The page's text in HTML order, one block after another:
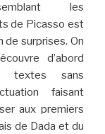
les
de Picasso est
de surprises. On
d’abord
textes sans
faisant
aux premiers
de Dada et du